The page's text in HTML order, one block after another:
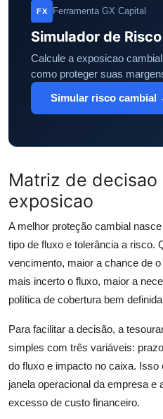
FX Ferramenta GX Capital
Simulador de
Calcule a exposicao
como proteger suas
Simular risco cambial
Matriz de decisao
exposicao
A melhor proteção cambial
tipo de fluxo e tolerância a risco.
vencimento, maior a chance de
mais incerto o fluxo, maior a
política de cobertura bem
Para facilitar a decisão, a
simples com três variáveis:
do fluxo e impacto no caixa.
janela operacional da empresa
excesso de custo financeiro.